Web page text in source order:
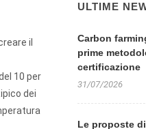
il
10 per
dei
ULTIME
Carbon
prime
certificazione
31/07/2026
Le proposte